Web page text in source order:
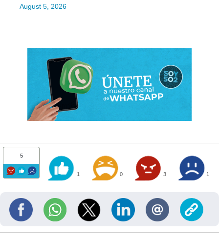
August 5, 2026
5
1 0 3 1